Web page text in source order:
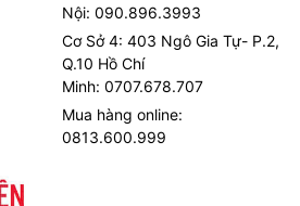
Nội: 090.896.3993
Cơ Sở 4: 403 Ngô Gia Tự- P.2,
Q.10 Hồ Chí
Minh: 0707.678.707
Mua hàng online:
0813.600.999